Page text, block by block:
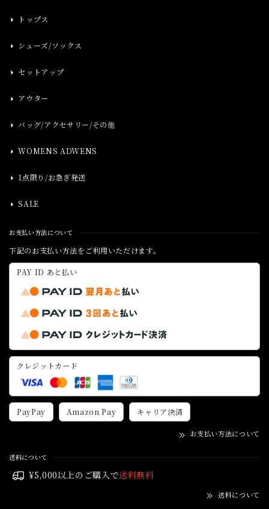
トップス
シューズ/ソックス
セットアップ
アウター
バッグ/アクセサリー/その他
WOMENS ADWENS
1点限り/お急ぎ発送
SALE
お支払い方法について
下記のお支払い方法をご利用いただけます。
PAY ID あと払い
クレジットカード
PayPay Amazon Pay キャリア決済
お支払い方法について
送料について
¥5,000以上のご購入で送料無料
送料について